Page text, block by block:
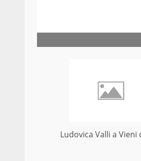
Ludovica Valli a Vieni